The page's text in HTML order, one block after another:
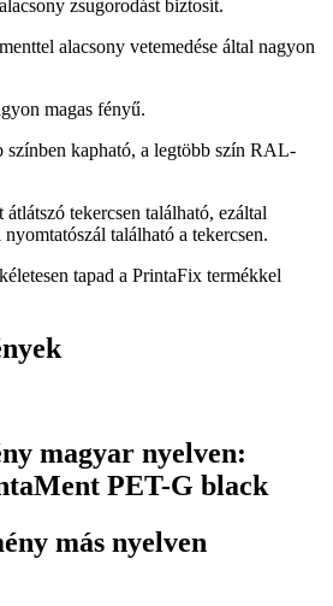
zsugorodást biztosít.
alacsony vetemedése által nagyon
magas fényű.
kapható, a legtöbb szín RAL-
tekercsen található, ezáltal
található a tekercsen.
tapad a PrintaFix termékkel
magyar nyelven:
PET-G black
más nyelven